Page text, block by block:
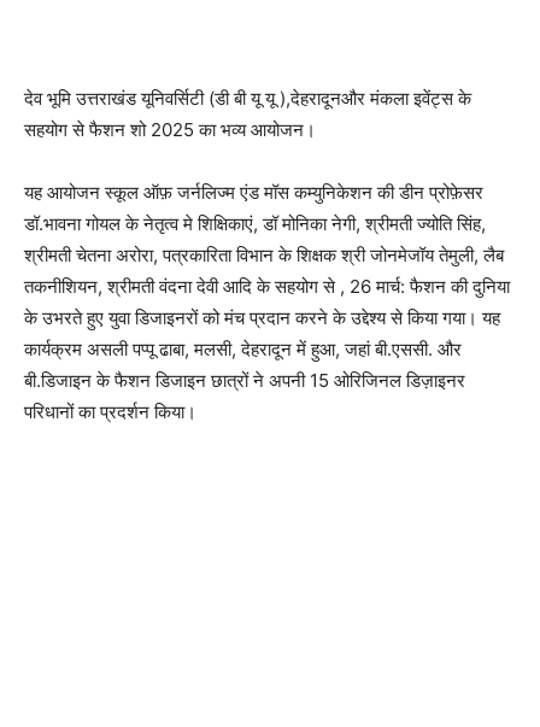
देव भूमि उत्तराखंड यूनिवर्सिटी (डी बी यू यू ),देहरादूनऔर मंकला इवेंट्स के
सहयोग से फैशन शो 2025 का भव्य आयोजन।
यह आयोजन स्कूल ऑफ़ जर्नलिज्म एंड मॉस कम्युनिकेशन की डीन प्रोफ़ेसर
डॉ.भावना गोयल के नेतृत्व मे शिक्षिकाएं, डॉ मोनिका नेगी, श्रीमती ज्योति सिंह,
श्रीमती चेतना अरोरा, पत्रकारिता विभान के शिक्षक श्री जोनमेजॉय तेमुली, लैब
तकनीशियन, श्रीमती वंदना देवी आदि के सहयोग से , 26 मार्च: फैशन की दुनिया
के उभरते हुए युवा डिजाइनरों को मंच प्रदान करने के उद्देश्य से किया गया। यह
कार्यक्रम असली पप्पू ढाबा, मलसी, देहरादून में हुआ, जहां बी.एससी. और
बी.डिजाइन के फैशन डिजाइन छात्रों ने अपनी 15 ओरिजिनल डिज़ाइनर
परिधानों का प्रदर्शन किया।